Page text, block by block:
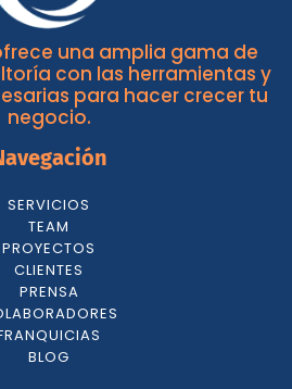
una amplia gama de
con las herramientas y
para hacer crecer tu
negocio.
SERVICIOS
TEAM
PROYECTOS
CLIENTES
PRENSA
BLOG